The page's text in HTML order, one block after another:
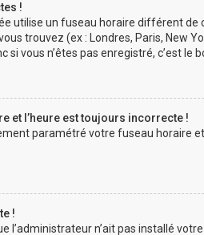
!
utilise un fuseau horaire différent
trouvez (ex : Londres, Paris, New
si vous n’êtes pas enregistré, c’est le
et l’heure est toujours incorrecte !
paramétré votre fuseau horaire
!
l’administrateur n’ait pas installé